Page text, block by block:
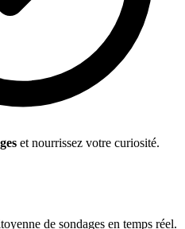
et nourrissez votre curiosité.
de sondages en temps réel.